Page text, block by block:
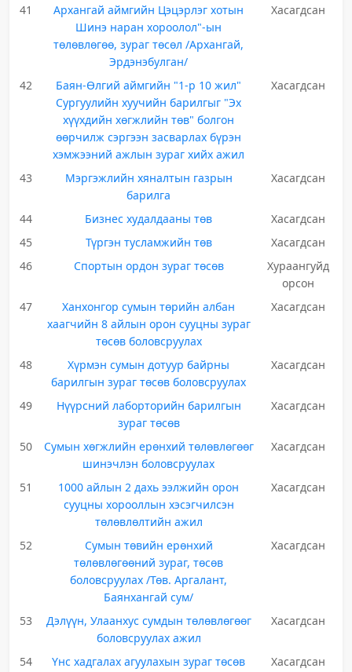
41
Архангай аймгийн Цэцэрлэг хотын
Шинэ наран хороолол"-ын
төлөвлөгөө, зураг төсөл /Архангай,
Эрдэнэбулган/
Хасагдсан
42
Баян-Өлгий аймгийн "1-р 10 жил"
Сургуулийн хуучийн барилгыг "Эх
хүүхдийн хөгжлийн төв" болгон
өөрчилж сэргээн засварлах бүрэн
хэмжээний ажлын зураг хийх ажил
Хасагдсан
43
Мэргэжлийн хяналтын газрын
барилга
Хасагдсан
44 Бизнес худалдааны төв
Хасагдсан
45
Түргэн тусламжийн төв
Хасагдсан
46
Спортын ордон зураг төсөв
Хураангуйд
орсон
47
Ханхонгор сумын төрийн албан
хаагчийн 8 айлын орон сууцны зураг
төсөв боловсруулах
Хасагдсан
48
Хүрмэн сумын дотуур байрны
барилгын зураг төсөв боловсруулах
Хасагдсан
49
Нүүрсний лаборторийн барилгын
зураг төсөв
Хасагдсан
50
Сумын хөгжлийн ерөнхий төлөвлөгөөг
шинэчлэн боловсруулах
Хасагдсан
51
1000 айлын 2 дахь ээлжийн орон
сууцны хорооллын хэсэгчилсэн
төлөвлөлтийн ажил
Хасагдсан
52
Сумын төвийн ерөнхий
төлөвлөгөөний зураг, төсөв
боловсруулах /Төв. Аргалант,
Баянхангай сум/
Хасагдсан
53
Дэлүүн, Улаанхус сумдын төлөвлөгөөг
боловсруулах ажил
Хасагдсан
54 Үнс хадгалах агуулахын зураг төсөв
Хасагдсан